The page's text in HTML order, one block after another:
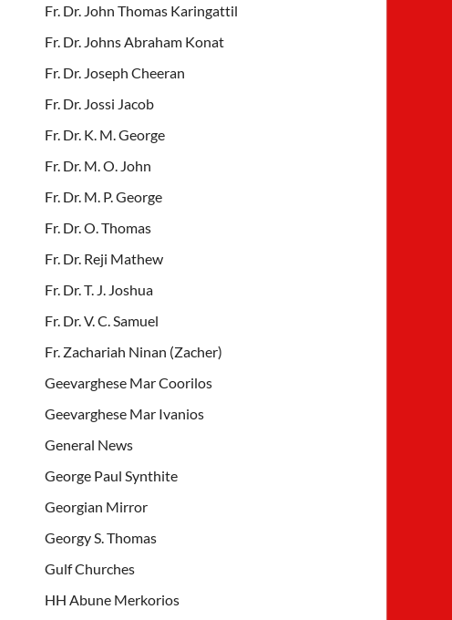
Fr. Dr. John Thomas Karingattil
Fr. Dr. Johns Abraham Konat
Fr. Dr. Joseph Cheeran
Fr. Dr. Jossi Jacob
Fr. Dr. K. M. George
Fr. Dr. M. O. John
Fr. Dr. M. P. George
Fr. Dr. O. Thomas
Fr. Dr. Reji Mathew
Fr. Dr. T. J. Joshua
Fr. Dr. V. C. Samuel
Fr. Zachariah Ninan (Zacher)
Geevarghese Mar Coorilos
Geevarghese Mar Ivanios
General News
George Paul Synthite
Georgian Mirror
Georgy S. Thomas
Gulf Churches
HH Abune Merkorios